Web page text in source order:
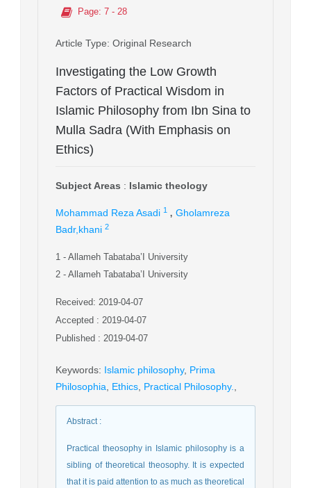
Page: 7 - 28
Article Type: Original Research
Investigating the Low Growth
Factors of Practical Wisdom in
Islamic Philosophy from Ibn Sina to
Mulla Sadra (With Emphasis on
Ethics)
Subject Areas : Islamic theology
Mohammad Reza Asadi 1 , Gholamreza
Badr,khani 2
1 - Allameh Tabataba’I University
2 - Allameh Tabataba’I University
Received: 2019-04-07
Accepted : 2019-04-07
Published : 2019-04-07
Keywords: Islamic philosophy, Prima
Philosophia
Ethics Practical Philosophy.
Abstract:
Practical theosophy in Islamic philosophy is a
sibling of theoretical theosophy. It is expected
that it is paid attention to as much as theoretical